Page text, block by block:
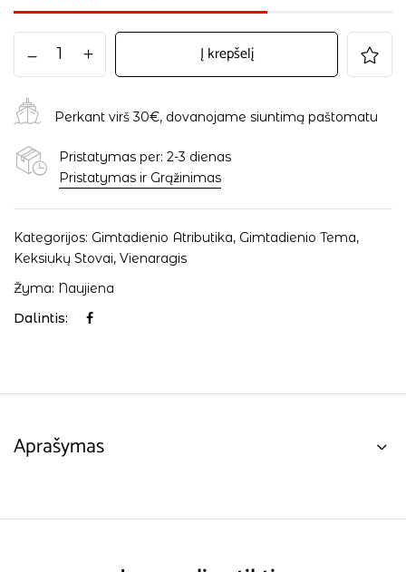
Į krepšelį
Perkant virš 30€, dovanojame siuntimą paštomatu
Pristatymas per: 2-3 dienas
Pristatymas ir Grąžinimas
Kategorijos: Gimtadienio Atributika, Gimtadienio Tema,
Keksiukų Stovai, Vienaragis
Žyma: Naujiena
Dalintis:
Aprašymas